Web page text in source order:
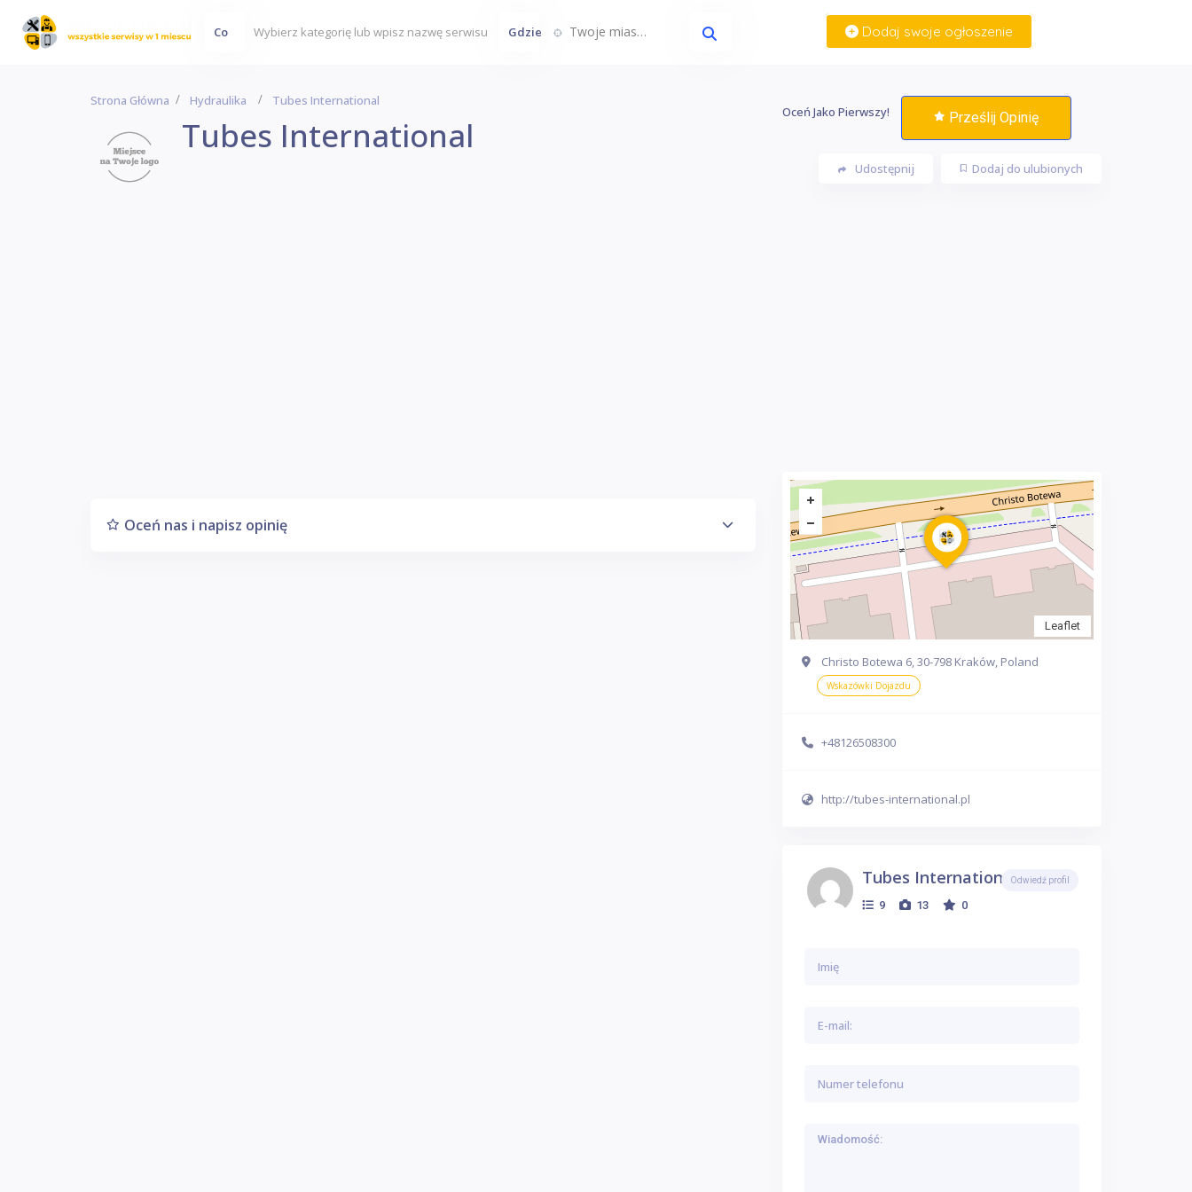
Co Gdzie Twoje miasto... Dodaj swoje ogłoszenie
Strona Główna Hydraulika Tubes International
Tubes International
Oceń Jako Pierwszy! Prześlij Opinię
Dodaj do ulubionych
Udostępnij
Oceń nas i napisz opinię
Leaflet
Christo Botewa 6, 30-798 Kraków, Poland
Wskazówki Dojazdu
+48126508300
http://tubes-international.pl
Tubes International
9 13 0
Odwiedź profil